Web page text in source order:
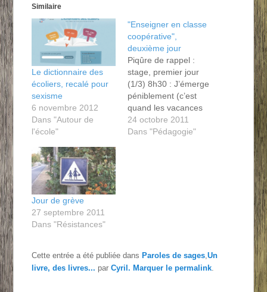
Similaire
Le dictionnaire des
écoliers, recalé pour
sexisme
6 novembre 2012
Dans "Autour de
l'école"
"Enseigner en classe
coopérative",
deuxième jour
Piqûre de rappel :
stage, premier jour
(1/3) 8h30 : J’émerge
péniblement (c’est
quand les vacances
?), pour avoir le
temps de prendre un
24 octobre 2011
Dans "Pédagogie"
Jour de grève
27 septembre 2011
Dans "Résistances"
Cette entrée a été publiée dans Paroles de sages,Un
livre, des livres... parCyril. Marquer lepermalink.